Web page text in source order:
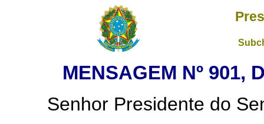
MENSAGEM Nº 901,
Senhor Presidente do